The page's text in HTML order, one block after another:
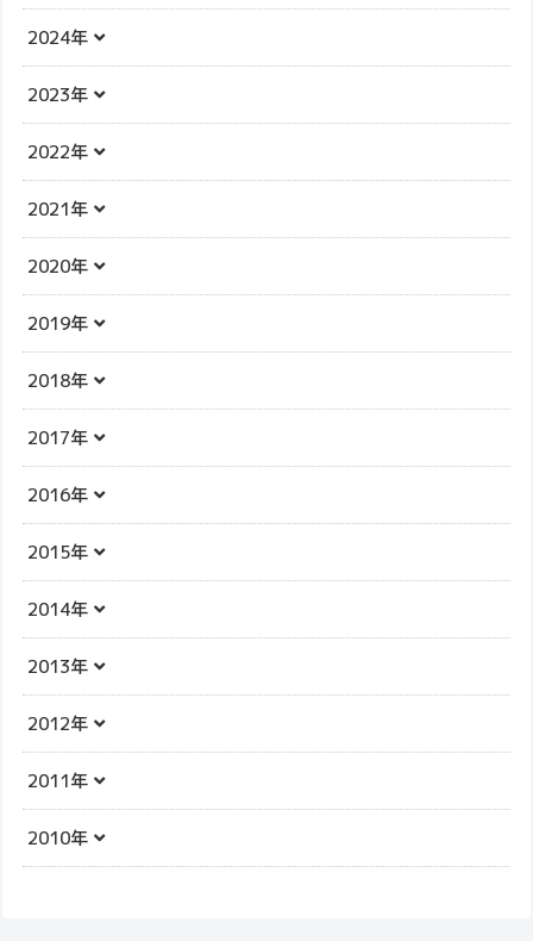
2024年
2023年
2022年
2021年
2020年
2019年
2018年
2017年
2016年
2015年
2014年
2013年
2012年
2011年
2010年